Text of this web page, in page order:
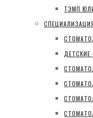
ТЭМП
ДЕТСКИЕ